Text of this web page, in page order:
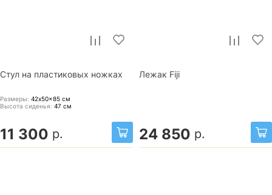
Стул на пластиковых ножках
Размеры: 42x50x85 см
Высота сиденья: 47 см
11 300 р.
Лежак Fiji
24 850 р.